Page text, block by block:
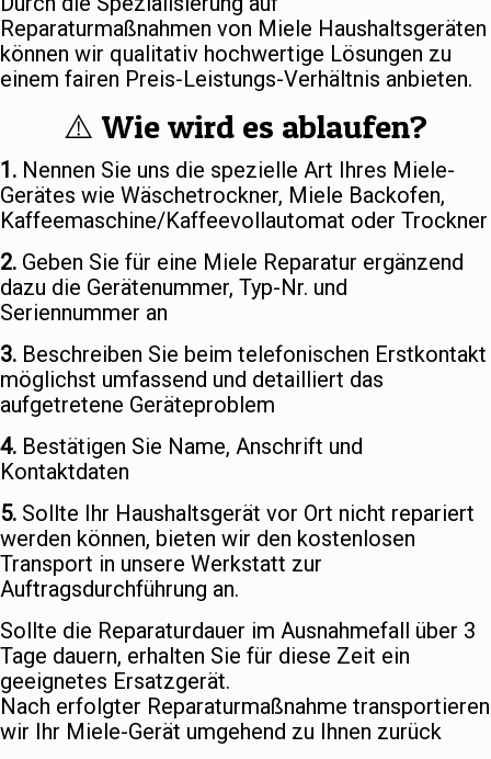
Reparaturmaßnahmen von Miele Haushaltsgeräten
können wir qualitativ hochwertige Lösungen zu
einem fairen Preis-Leistungs-Verhältnis anbieten.
⚠️ Wie wird es ablaufen?
1. Nennen Sie uns die spezielle Art Ihres Miele-
Gerätes wie Wäschetrockner, Miele Backofen,
Kaffeemaschine/Kaffeevollautomat oder Trockner
2. Geben Sie für eine Miele Reparatur ergänzend
dazu die Gerätenummer, Typ-Nr. und
Seriennummer an
3. Beschreiben Sie beim telefonischen Erstkontakt
möglichst umfassend und detailliert das
aufgetretene Geräteproblem
4. Bestätigen Sie Name, Anschrift und
Kontaktdaten
5. Sollte Ihr Haushaltsgerät vor Ort nicht repariert
werden können, bieten wir den kostenlosen
Transport in unsere Werkstatt zur
Auftragsdurchführung an.
Sollte die Reparaturdauer im Ausnahmefall über 3
Tage dauern, erhalten Sie für diese Zeit ein
geeignetes Ersatzgerät.
Nach erfolgter Reparaturmaßnahme transportieren
wir Ihr Miele-Gerät umgehend zu Ihnen zurück